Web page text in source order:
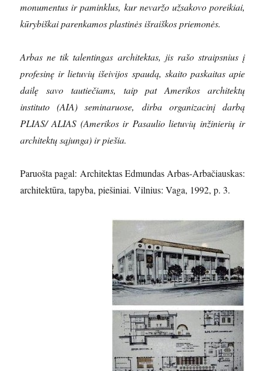
monumentus ir paminklus, kur nevaržo užsakovo poreikiai,
kūrybiškai parenkamos plastinės išraiškos priemonės.
Arbas ne tik talentingas architektas, jis rašo straipsnius į
profesinę ir lietuvių išeivijos spaudą, skaito paskaitas apie
dailę savo tautiečiams, taip pat Amerikos architektų
instituto (AIA) seminaruose, dirba organizacinį darbą
PLIAS/ ALIAS (Amerikos ir Pasaulio lietuvių inžinierių ir
architektų sąjunga) ir piešia.
Paruošta pagal: Architektas Edmundas Arbas-Arbačiauskas:
architektūra, tapyba, piešiniai. Vilnius: Vaga, 1992, p. 3.